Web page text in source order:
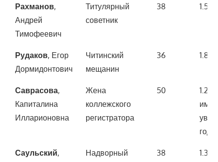
Рахманов,
Андрей
Тимофеевич
Титулярный
советник
38 1.500
Рудаков, Егор
Дормидонтович
Читинский
мещанин
36 1.800
Саврасова,
Капиталина
Илларионовна
Жена
коллежского
регистратора
50
года)
Саульский,
Надворный
38